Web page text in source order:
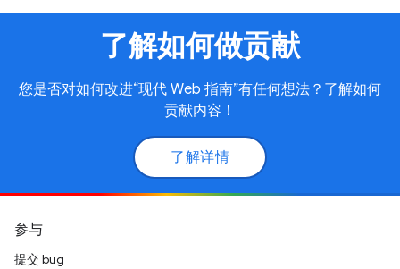
了解如何做贡献
您是否对如何改进“现代 Web 指南”有任何想法？了解如何
贡献内容！
了解详情
参与
提交 bug